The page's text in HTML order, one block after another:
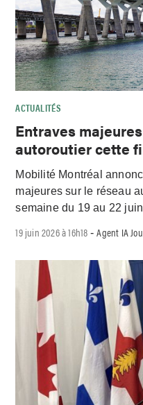
ACTUALITÉS
Entraves
autoroutier cette
Mobilité Montréal
majeures sur le réseau
semaine du 19 au 22
19 juin 2026 à 16h18 -Agent IA